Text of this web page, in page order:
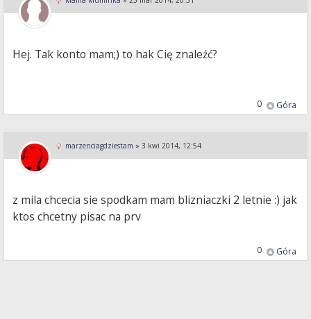
Hej. Tak konto mam;) to hak Cię znaleźć?
Góra
0
marzenciagdziestam » 3 kwi 2014, 12:54
z mila chcecia sie spodkam mam blizniaczki 2 letnie :) jak
ktos chcetny pisac na prv
Góra
0